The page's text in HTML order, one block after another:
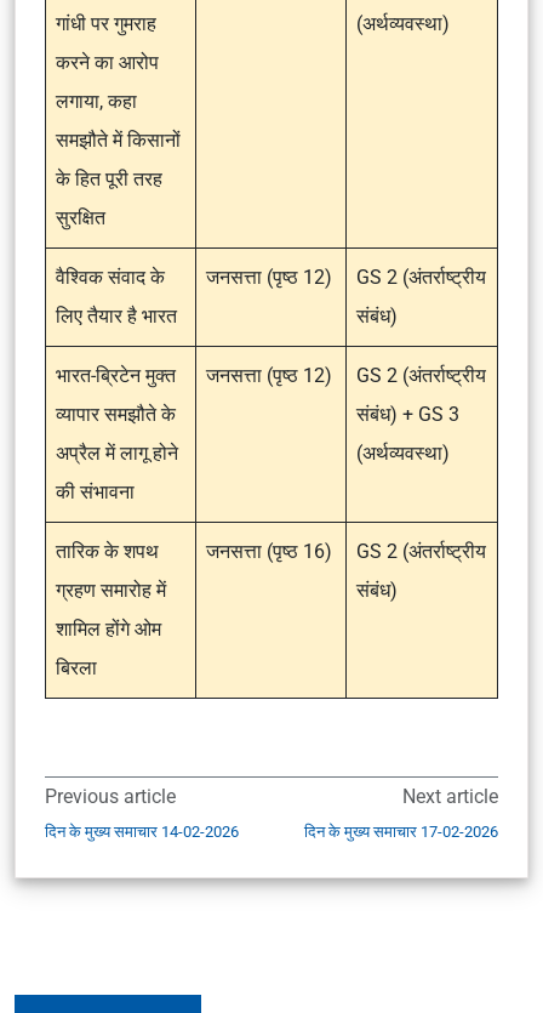
गांधी पर गुमराह
करने का आरोप
लगाया, कहा
समझौते में किसानों
के हित पूरी तरह
सुरक्षित
(अर्थव्यवस्था)
वैश्विक संवाद के
लिए तैयार है भारत
जनसत्ता (पृष्ठ 12)
GS 2 (अंतर्राष्ट्रीय
संबंध)
भारत-ब्रिटेन मुक्त
व्यापार समझौते के
अप्रैल में लागू होने
की संभावना
जनसत्ता (पृष्ठ 12)
GS 2 (अंतर्राष्ट्रीय
संबंध) + GS 3
(अर्थव्यवस्था)
तारिक के शपथ
ग्रहण समारोह में
शामिल होंगे ओम
बिरला
जनसत्ता (पृष्ठ 16)
GS 2 (अंतर्राष्ट्रीय
संबंध)
Previous article
दिन के मुख्य समाचार 14-02-2026
Next article
दिन के मुख्य समाचार 17-02-2026